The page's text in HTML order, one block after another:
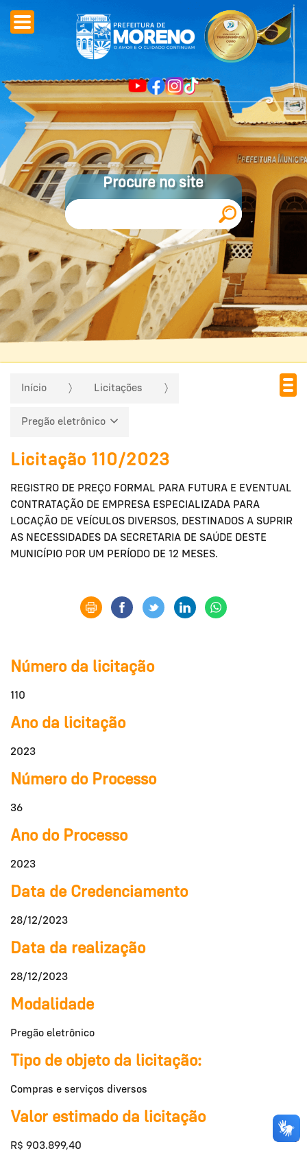
Procure no site
Início Licitações
Pregão eletrônico
Licitação 110/2023
REGISTRO DE PREÇO FORMAL PARA FUTURA E EVENTUAL
CONTRATAÇÃO DE EMPRESA ESPECIALIZADA PARA
LOCAÇÃO DE VEÍCULOS DIVERSOS, DESTINADOS A SUPRIR
AS NECESSIDADES DA SECRETARIA DE SAÚDE DESTE
MUNICÍPIO POR UM PERÍODO DE 12 MESES.
Número da licitação
110
Ano da licitação
2023
Número do Processo
36
Ano do Processo
2023
Data de Credenciamento
28/12/2023
Data da realização
28/12/2023
Modalidade
Pregão eletrônico
Tipo de objeto da licitação:
Compras e serviços diversos
Valor estimado da licitação
R$ 903.899,40